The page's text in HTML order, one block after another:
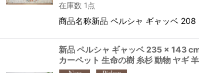
在庫数 1点
商品名称新品 ペルシャ ギャッベ
新品 ペルシャ ギャッベ 235 × 143
カーペット 生命の樹 糸杉 動物 ヤギ